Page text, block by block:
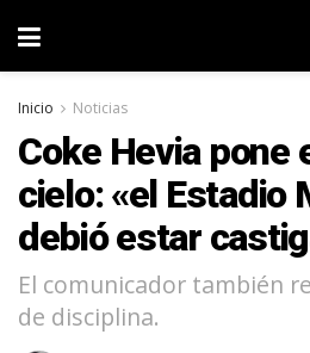
Inicio Noticias
Coke Hevia pone
cielo: «el Estadio
debió estar
El comunicador también
de disciplina.